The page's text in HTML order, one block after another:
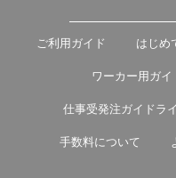
ご利用ガイド はじめ
ワーカー用ガイ
仕事受発注ガイドラ
手数料について